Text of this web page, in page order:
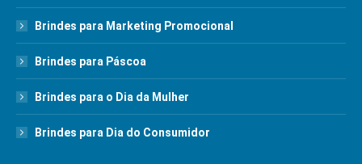
Brindes para Marketing Promocional
Brindes para Páscoa
Brindes para o Dia da Mulher
Brindes para Dia do Consumidor